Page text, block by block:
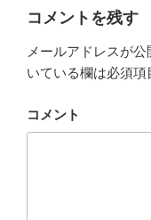
コメントを残す
メールアドレスが公
いている欄は必須項
コメント